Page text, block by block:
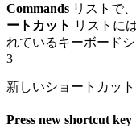
Commands リストで
ートカット リストに
れているキーボード
3
新しいショートカッ
Press new shortcut key